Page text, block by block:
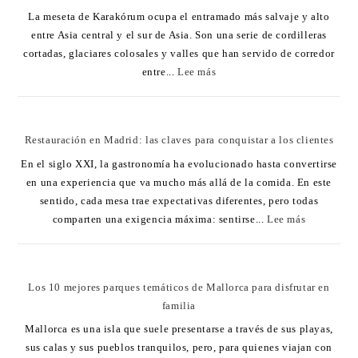
La meseta de Karakórum ocupa el entramado más salvaje y alto
entre Asia central y el sur de Asia. Son una serie de cordilleras
cortadas, glaciares colosales y valles que han servido de corredor
entre...Lee más
Restauración en Madrid: las claves para conquistar a los clientes
En el siglo XXI, la gastronomía ha evolucionado hasta convertirse
en una experiencia que va mucho más allá de la comida. En este
sentido, cada mesa trae expectativas diferentes, pero todas
comparten una exigencia máxima: sentirse...Lee más
Los 10 mejores parques temáticos de Mallorca para disfrutar en
familia
Mallorca es una isla que suele presentarse a través de sus playas,
sus calas y sus pueblos tranquilos, pero, para quienes viajan con